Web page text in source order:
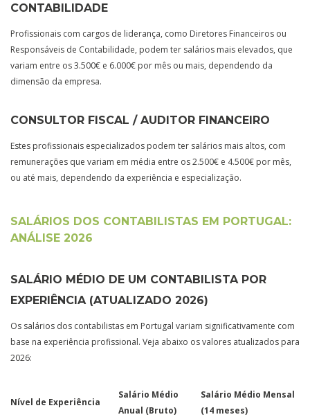
CONTABILIDADE
Profissionais com cargos de liderança, como Diretores Financeiros ou
Responsáveis de Contabilidade, podem ter salários mais elevados, que
variam entre os 3.500€ e 6.000€ por mês ou mais, dependendo da
dimensão da empresa.
CONSULTOR FISCAL / AUDITOR FINANCEIRO
Estes profissionais especializados podem ter salários mais altos, com
remunerações que variam em média entre os 2.500€ e 4.500€ por mês,
ou até mais, dependendo da experiência e especialização.
SALÁRIOS DOS CONTABILISTAS EM PORTUGAL:
ANÁLISE 2026
SALÁRIO MÉDIO DE UM CONTABILISTA POR
EXPERIÊNCIA (ATUALIZADO 2026)
Os salários dos contabilistas em Portugal variam significativamente com
base na experiência profissional. Veja abaixo os valores atualizados para
2026:
Nível de Experiência
Salário Médio
Anual (Bruto)
Salário Médio Mensal
(14 meses)